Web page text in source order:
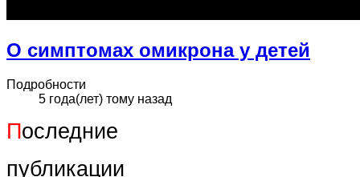
О симптомах омикрона у детей
Подробности
5 года(лет) тому назад
Последние
публикации